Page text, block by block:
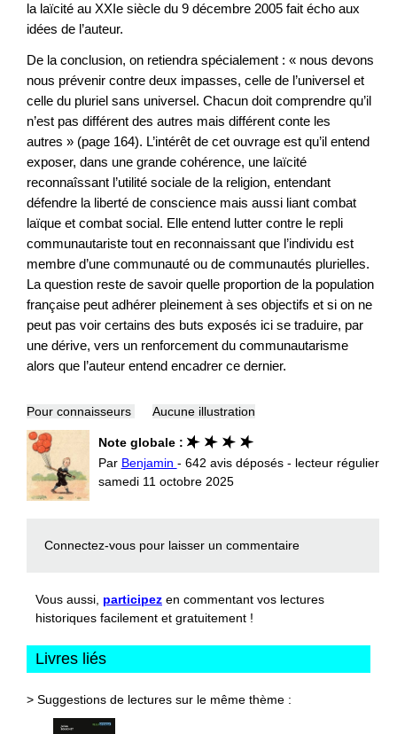
la laïcité au XXIe siècle du 9 décembre 2005 fait écho aux
idées de l’auteur.
De la conclusion, on retiendra spécialement : « nous devons
nous prévenir contre deux impasses, celle de l’universel et
celle du pluriel sans universel. Chacun doit comprendre qu’il
n’est pas différent des autres mais différent conte les
autres » (page 164). L’intérêt de cet ouvrage est qu’il entend
exposer, dans une grande cohérence, une laïcité
reconnaîssant l’utilité sociale de la religion, entendant
défendre la liberté de conscience mais aussi liant combat
laïque et combat social. Elle entend lutter contre le repli
communautariste tout en reconnaissant que l’individu est
membre d’une communauté ou de communautés plurielles.
La question reste de savoir quelle proportion de la population
française peut adhérer pleinement à ses objectifs et si on ne
peut pas voir certains des buts exposés ici se traduire, par
une dérive, vers un renforcement du communautarisme
alors que l’auteur entend encadrer ce dernier.
Pour connaisseurs Aucune illustration
Note globale :
Par Benjamin - 642 avis déposés - lecteur régulier
samedi 11 octobre 2025
Connectez-vous pour laisser un commentaire
Vous aussi, participez en commentant vos lectures
historiques facilement et gratuitement !
Livres liés
> Suggestions de lectures sur le même thème :